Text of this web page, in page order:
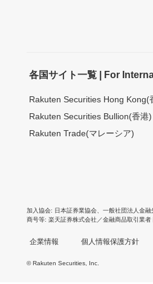
各国サイト一覧 | For
Rakuten Securities Hong Kong(
Rakuten Securities Bullion(香港)
Rakuten Trade(マレーシア)
加入協会 日本証券業協会 一般社団法人金融
商号等 楽天証券株式会社／金融商品取引業
企業情報 個人情報保護方針
© Rakuten Securities, Inc.